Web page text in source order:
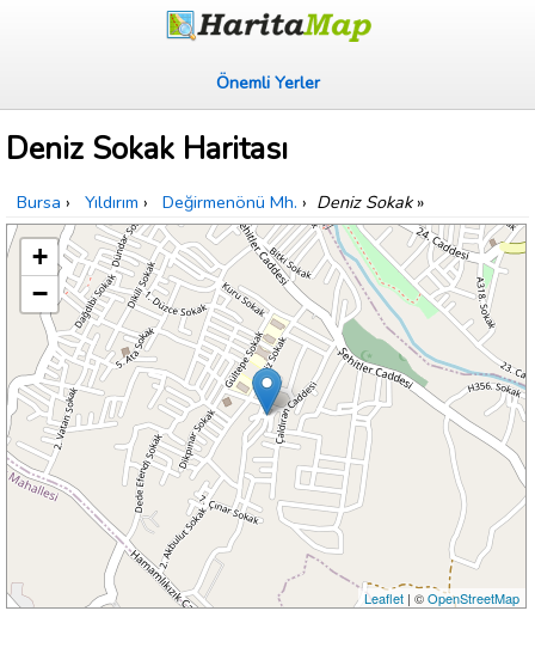
Önemli Yerler
Deniz Sokak Haritası
Bursa › Yıldırım › Değirmenönü Mh. › Deniz Sokak»
+
−
Leaflet| ©OpenStreetMap